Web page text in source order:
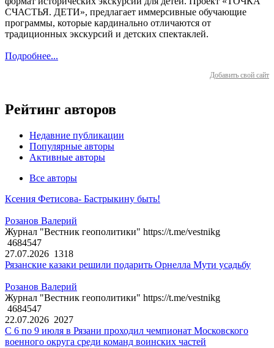
СЧАСТЬЯ. ДЕТИ», предлагает иммерсивные обучающие
программы, которые кардинально отличаются от
традиционных экскурсий и детских спектаклей.
Подробнее...
Добавить свой сайт
Рейтинг авторов
Недавние публикации
Популярные авторы
Активные авторы
Все авторы
Ксения Фетисова- Бастрыкину быть!
Розанов Валерий
Журнал "Вестник геополитики" https://t.me/vestnikg
4684547
27.07.2026 1318
Рязанские казаки решили подарить Орнелла Мути усадьбу
Розанов Валерий
Журнал "Вестник геополитики" https://t.me/vestnikg
4684547
22.07.2026 2027
С 6 по 9 июля в Рязани проходил чемпионат Московского
военного округа среди команд воинских частей